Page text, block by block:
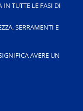
IN TUTTE LE FASI DI
SERRAMENTI E
AVERE UN